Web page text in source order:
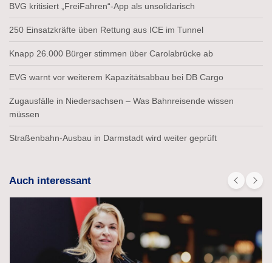
BVG kritisiert „FreiFahren“-App als unsolidarisch
250 Einsatzkräfte üben Rettung aus ICE im Tunnel
Knapp 26.000 Bürger stimmen über Carolabrücke ab
EVG warnt vor weiterem Kapazitätsabbau bei DB Cargo
Zugausfälle in Niedersachsen – Was Bahnreisende wissen
müssen
Straßenbahn-Ausbau in Darmstadt wird weiter geprüft
Auch interessant